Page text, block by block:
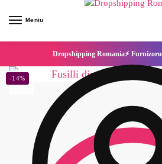
Meniu
Dropshipping Romania⚡
-14%